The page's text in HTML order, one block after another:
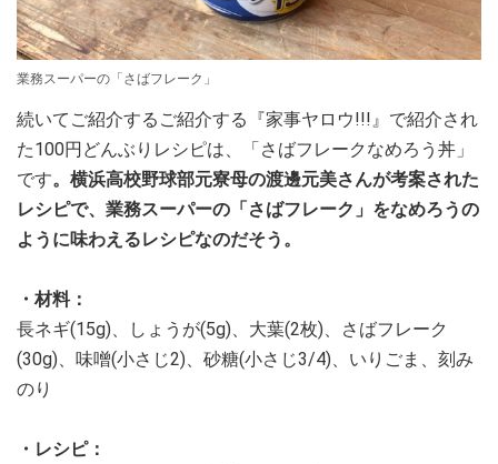
業務スーパーの「さばフレーク」
続いてご紹介するご紹介する『家事ヤロウ!!!』で紹介され
た100円どんぶりレシピは、「さばフレークなめろう丼」
です。横浜高校野球部元寮母の渡邊元美さんが考案された
レシピで、業務スーパーの「さばフレーク」をなめろうの
ように味わえるレシピなのだそう。
・材料：
長ネギ(15g)、しょうが(5g)、大葉(2枚)、さばフレーク
(30g)、味噌(小さじ2)、砂糖(小さじ3/4)、いりごま、刻み
のり
・レシピ：